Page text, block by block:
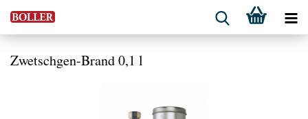
Zwetschgen-Brand 0,1 l